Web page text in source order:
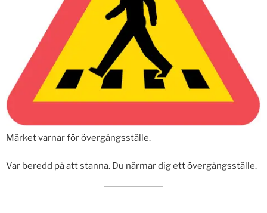
Märket varnar för övergångsställe.
Var beredd på att stanna. Du närmar dig ett övergångsställe.